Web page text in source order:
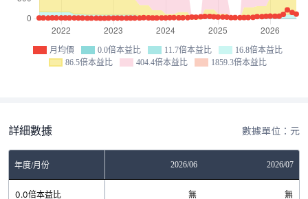
月均價 0.0倍本益比 11.7倍本益比
16.8倍本益比
86.5倍本益比
404.4倍本益比 1859.3倍本益比
詳細數據 數據單位：元
年度/月份 2026/06 2026/07
0.0倍本益比 無 無